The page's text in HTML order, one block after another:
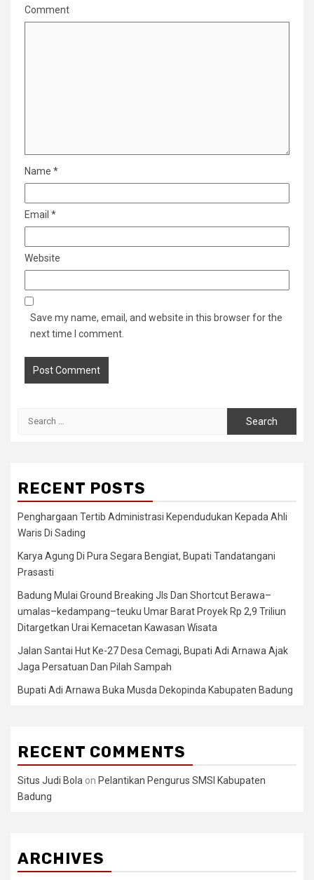
Comment
Name *
Email *
Website
Save my name, email, and website in this browser for the
next time I comment.
RECENT POSTS
Penghargaan Tertib Administrasi Kependudukan Kepada Ahli
Waris Di Sading
Karya Agung Di Pura Segara Bengiat, Bupati Tandatangani
Prasasti
Badung Mulai Ground Breaking Jls Dan Shortcut Berawa–
umalas–kedampang–teuku Umar Barat Proyek Rp 2,9 Triliun
Ditargetkan Urai Kemacetan Kawasan Wisata
Jalan Santai Hut Ke-27 Desa Cemagi, Bupati Adi Arnawa Ajak
Jaga Persatuan Dan Pilah Sampah
Bupati Adi Arnawa Buka Musda Dekopinda Kabupaten Badung
RECENT COMMENTS
Situs Judi Bola on Pelantikan Pengurus SMSI Kabupaten
Badung
ARCHIVES